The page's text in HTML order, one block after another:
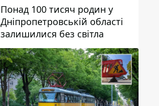
Понад 100 тисяч родин у
Дніпропетровській області
залишилися без світла